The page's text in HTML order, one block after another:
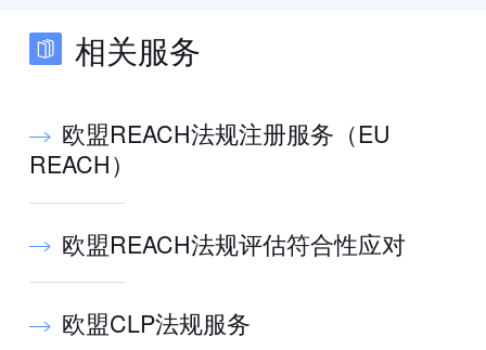
相关服务
欧盟REACH法规注册服务（EU
REACH）
欧盟REACH法规评估符合性应对
欧盟CLP法规服务